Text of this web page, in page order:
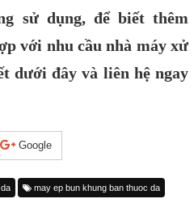
sử dụng, để biết thêm
với nhu cầu nhà máy xử
dưới đây và liên hệ ngay
Google
may ep bun khung ban thuoc da